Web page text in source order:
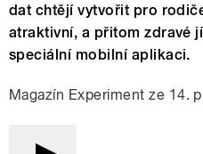
dat chtějí vytvořit pro
atraktivní, a přitom zdravé
speciální mobilní aplikaci.
Magazín Experiment ze 14.